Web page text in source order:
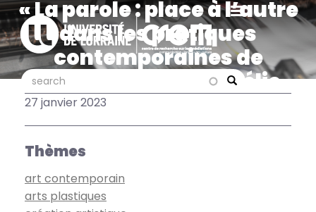
Aller
au
contenu
principal
Search
search search
« La parole : place à l’autre
dans les pratiques
contemporaines de
portrait filmé » Ophélie
Naessens au festival
Longueurs d'Ondes
27 janvier 2023
Thèmes
art contemporain
arts plastiques